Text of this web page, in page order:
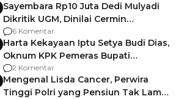
Sayembara Rp10 Juta Dedi Mulyadi
Dikritik UGM, Dinilai Cermin
Gagalnya Negara Jamin Keamanan
6 Komentar
Harta Kekayaan Iptu Setya Budi Dias,
Oknum KPK Pemeras Bupati
Pemalang
2 Komentar
Mengenal Lisda Cancer, Perwira
Tinggi Polri yang Pensiun Tak Lama